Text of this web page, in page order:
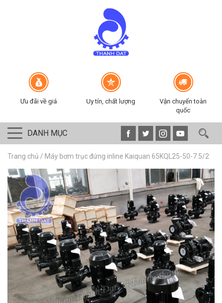
Ưu đãi về giá Uy tín, chất lượng
Vận chuyển toàn
quốc
DANH MỤC
Trang chủ / Máy bơm trục đứng inline Kaiquan 65KQL25-50-7.5/2